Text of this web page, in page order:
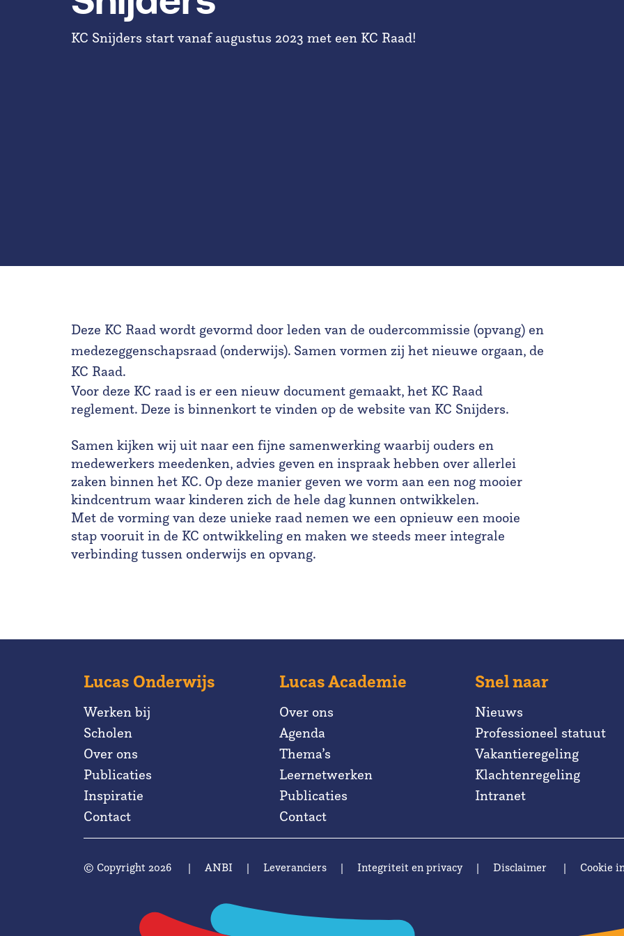
KC Snijders start vanaf augustus 2023 met een KC Raad!
Deze KC Raad wordt gevormd door leden van de oudercommissie (opvang) en
medezeggenschapsraad (onderwijs). Samen vormen zij het nieuwe orgaan, de
KC Raad.
Voor deze KC raad is er een nieuw document gemaakt, het KC Raad
reglement. Deze is binnenkort te vinden op de website van KC Snijders.
Samen kijken wij uit naar een fijne samenwerking waarbij ouders en
medewerkers meedenken, advies geven en inspraak hebben over allerlei
zaken binnen het KC. Op deze manier geven we vorm aan een nog mooier
kindcentrum waar kinderen zich de hele dag kunnen ontwikkelen.
Met de vorming van deze unieke raad nemen we een opnieuw een mooie
stap vooruit in de KC ontwikkeling en maken we steeds meer integrale
verbinding tussen onderwijs en opvang.
Lucas Onderwijs
Werken bij
Scholen
Over ons
Publicaties
Inspiratie
Contact
Lucas Academie
Over ons
Agenda
Thema’s
Leernetwerken
Publicaties
Contact
Snel naar
Nieuws
Professioneel statuut
Vakantieregeling
Klachtenregeling
Intranet
© Copyright 2026 | ANBI | Leveranciers | Integriteit en privacy | Disclaimer | Cookie